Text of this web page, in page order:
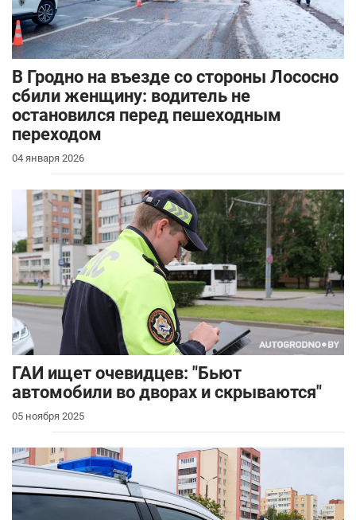
В Гродно на въезде со стороны Лососно
сбили женщину: водитель не
остановился перед пешеходным
переходом
04 января 2026
ГАИ ищет очевидцев: "Бьют
автомобили во дворах и скрываются"
05 ноября 2025